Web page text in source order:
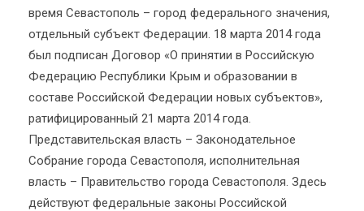
время Севастополь – город федерального значения,
отдельный субъект Федерации. 18 марта 2014 года
был подписан Договор «О принятии в Российскую
Федерацию Республики Крым и образовании в
составе Российской Федерации новых субъектов»,
ратифицированный 21 марта 2014 года.
Представительская власть – Законодательное
Собрание города Севастополя, исполнительная
власть – Правительство города Севастополя. Здесь
действуют федеральные законы Российской